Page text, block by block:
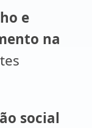
e
na
social